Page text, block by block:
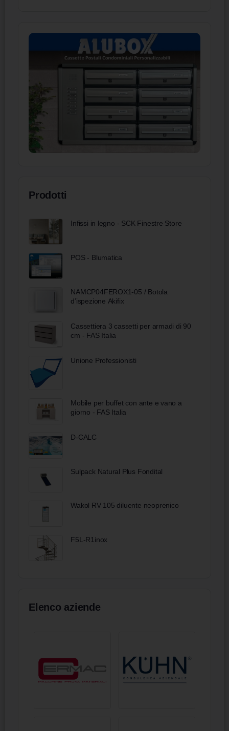
Prodotti
Infissi in legno - SCK Finestre Store
POS - Blumatica
NAMCP04FEROX1-05 / Botola
d’ispezione Akifix
Cassettiera 3 cassetti per armadi di 90
cm - FAS Italia
Unione Professionisti
Mobile per buffet con ante e vano a
giorno - FAS Italia
D-CALC
Sulpack Natural Plus Fondital
Wakol RV 105 diluente neoprenico
F5L-R1inox
Elenco aziende